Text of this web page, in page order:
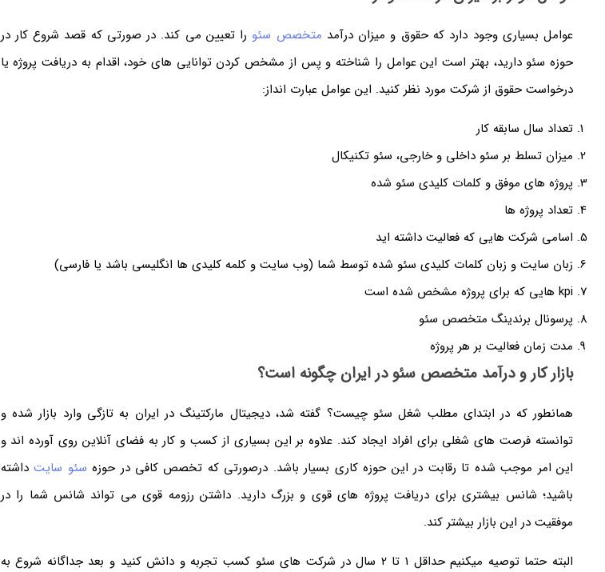
عوامل بسیاری وجود دارد که حقوق و میزان درآمد متخصص سئو را تعیین می کند. در صورتی که قصد شروع کار در
حوزه سئو دارید، بهتر است این عوامل را شناخته و پس از مشخص کردن توانایی های خود، اقدام به دریافت پروژه یا
درخواست حقوق از شرکت مورد نظر کنید. این عوامل عبارت انداز:
تعداد سال سابقه کار
میزان تسلط بر سئو داخلی و خارجی، سئو تکنیکال
پروژه های موفق و کلمات کلیدی سئو شده
تعداد پروژه ها
اسامی شرکت هایی که فعالیت داشته اید
زبان سایت و زبان کلمات کلیدی سئو شده توسط شما (وب سایت و کلمه کلیدی ها انگلیسی باشد یا فارسی)
kpi هایی که برای پروژه مشخص شده است
پرسونال برندینگ متخصص سئو
مدت زمان فعالیت بر هر پروژه
بازار کار و درآمد متخصص سئو در ایران چگونه است؟
همانطور که در ابتدای مطلب شغل سئو چیست؟ گفته شد، دیجیتال مارکتینگ در ایران به تازگی وارد بازار شده و
توانسته فرصت های شغلی برای افراد ایجاد کند. علاوه بر این بسیاری از کسب و کار به فضای آنلاین روی آورده اند و
این امر موجب شده تا رقابت در این حوزه کاری بسیار باشد. درصورتی که تخصص کافی در حوزه سئو سایتداشته
باشید؛ شانس بیشتری برای دریافت پروژه های قوی و بزرگ دارید. داشتن رزومه قوی می تواند شانس شما را در
موفقیت در این بازار بیشتر کند.
البته حتما توصیه میکنیم حداقل 1 تا 2 سال در شرکت های سئو کسب تجربه و دانش کنید و بعد جداگانه شروع به